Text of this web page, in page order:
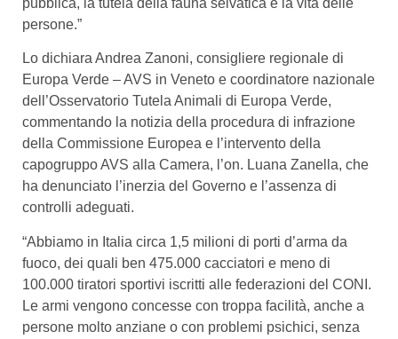
persone.”
Lo dichiara Andrea Zanoni, consigliere regionale di
Europa Verde – AVS in Veneto e coordinatore nazionale
dell’Osservatorio Tutela Animali di Europa Verde,
commentando la notizia della procedura di infrazione
della Commissione Europea e l’intervento della
capogruppo AVS alla Camera, l’on. Luana Zanella, che
ha denunciato l’inerzia del Governo e l’assenza di
controlli adeguati.
“Abbiamo in Italia circa 1,5 milioni di porti d’arma da
fuoco, dei quali ben 475.000 cacciatori e meno di
100.000 tiratori sportivi iscritti alle federazioni del CONI.
Le armi vengono concesse con troppa facilità, anche a
persone molto anziane o con problemi psichici, senza